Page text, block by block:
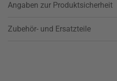
Angaben zur Produktsicherheit
Zubehör- und Ersatzteile